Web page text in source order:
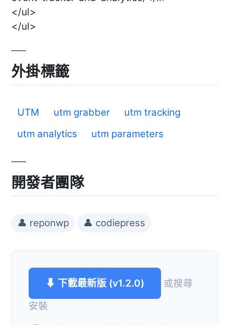
</ul>
</ul>
外掛標籤
UTM utm grabber
utm tracking
utm analytics
utm parameters
開發者團隊
👤 reponwp 👤 codiepress
⬇ 下載最新版 (v1.2.0)
或搜尋
安裝